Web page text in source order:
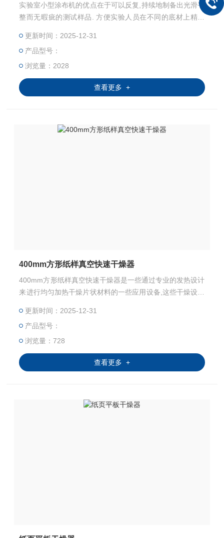
实验室小型涂布机的优点在于可以反复,持续地制备出光滑平
整而无暇疵的测试样品. 方便实验人员在不同的底材上精确
因素造成的误差。
更新时间：2025-12-31
产品型号：
浏览量：2028
查看更多 +
400mm方形纸样真空快速干燥器
400mm方形纸样真空快速干燥器是一些通过专业的发热设计
来进行均匀加热干燥片状材料的一些应用设备,这些干燥设备
的，有热水循环加热的等等几种方式，最终目的是实现材料
的均匀快速干燥，可杜绝干燥不均匀，材料褶皱等等现象。
更新时间：2025-12-31
产品型号：
浏览量：728
查看更多 +